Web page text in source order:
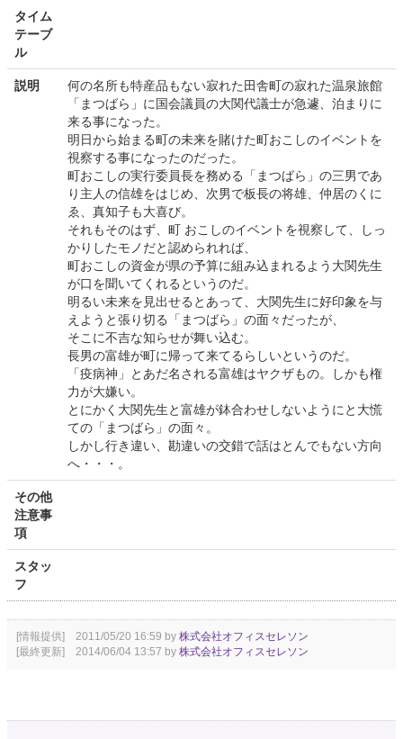
タイム
テーブ
ル
説明
何の名所も特産品もない寂れた田舎町の寂れた温泉旅館
「まつばら」に国会議員の大関代議士が急遽、泊まりに
来る事になった。
明日から始まる町の未来を賭けた町おこしのイベントを
視察する事になったのだった。
町おこしの実行委員長を務める「まつばら」の三男であ
り主人の信雄をはじめ、次男で板長の将雄、仲居のくに
ゑ、真知子も大喜び。
それもそのはず、町 おこしのイベントを視察して、しっ
かりしたモノだと認められれば、
町おこしの資金が県の予算に組み込まれるよう大関先生
が口を聞いてくれるというのだ。
明るい未来を見出せるとあって、大関先生に好印象を与
えようと張り切る「まつばら」の面々だったが、
そこに不吉な知らせが舞い込む。
長男の富雄が町に帰って来てるらしいというのだ。
「疫病神」とあだ名される富雄はヤクザもの。しかも権
力が大嫌い。
とにかく大関先生と富雄が鉢合わせしないようにと大慌
ての「まつばら」の面々。
しかし行き違い、勘違いの交錯で話はとんでもない方向
へ・・・。
その他
注意事
項
スタッ
フ
[情報提供] 2011/05/20 16:59 by 株式会社オフィスセレソン
[最終更新] 2014/06/04 13:57 by 株式会社オフィスセレソン